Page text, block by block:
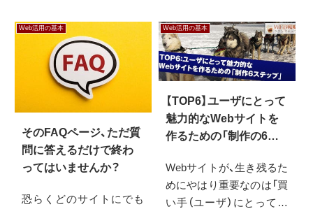
Web活用の基本
そのFAQページ、ただ質
問に答えるだけで終わ
ってはいませんか？
恐らくどのサイトにでも
Web活用の基本
【TOP6】ユーザにとって
魅力的なWebサイトを
作るための「制作の6ス
Webサイトが、生き残るた
めにやはり重要なのは「買
い手（ユーザ）にとって魅